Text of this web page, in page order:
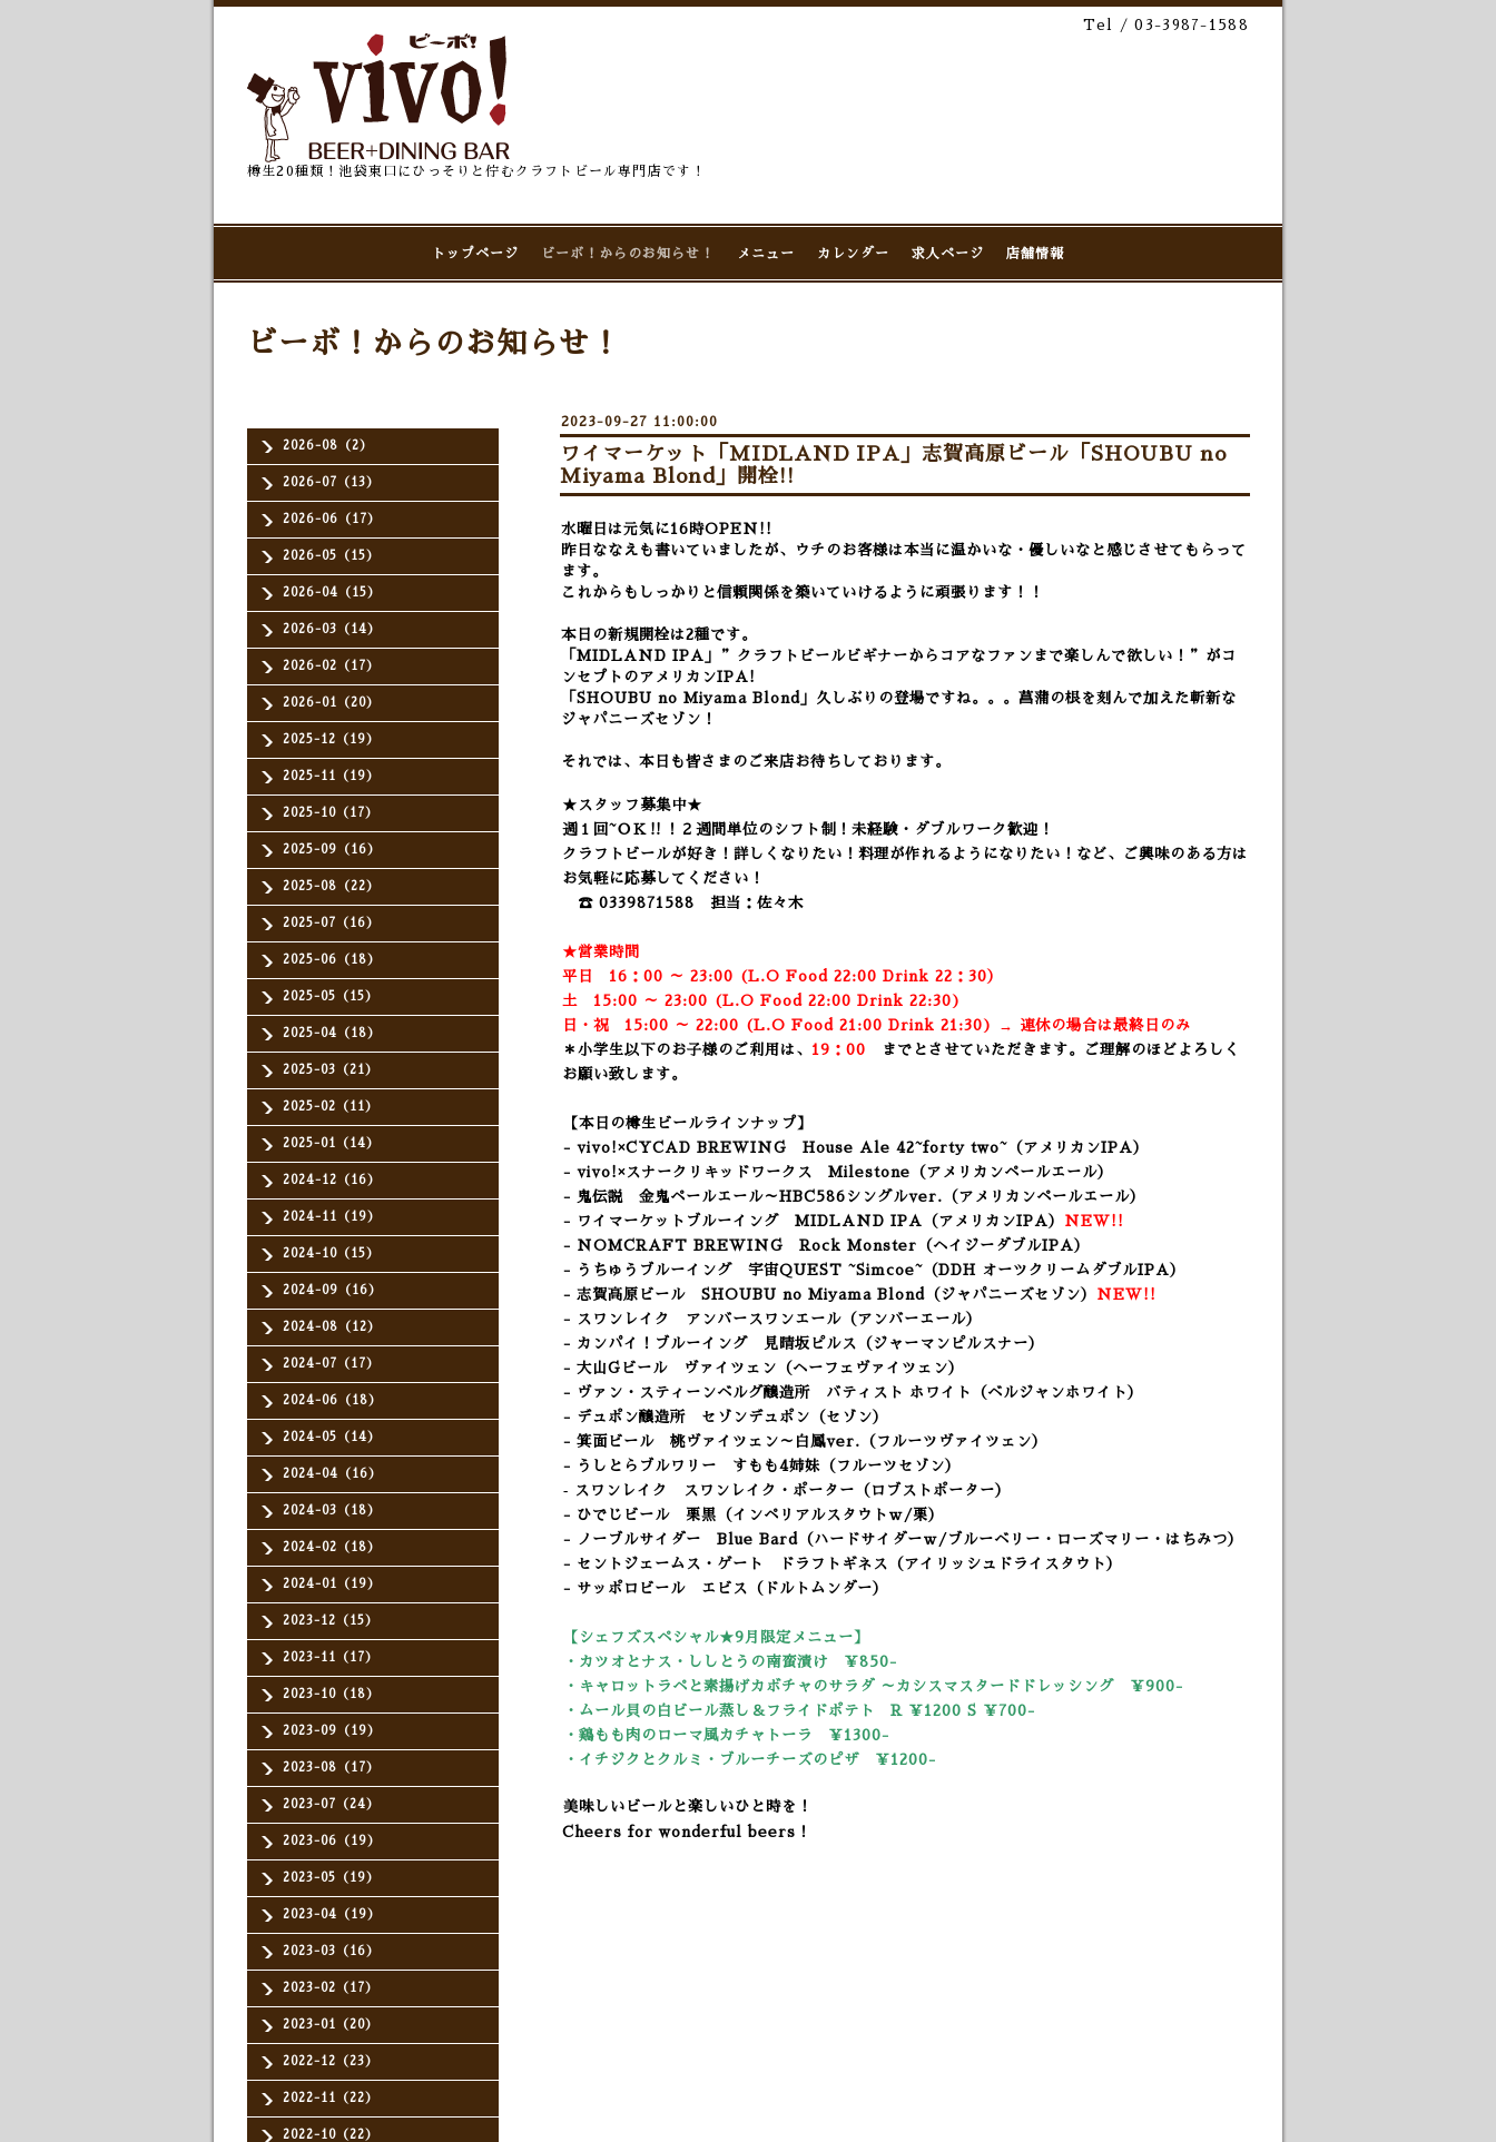
Tel / 03-3987-1588
樽生20種類！池袋東口にひっそりと佇むクラフトビール専門店です！
トップページ ビーボ！からのお知らせ！ メニュー カレンダー 求人ページ 店舗情報
2026-08（2）
2026-07（13）
2026-06（17）
2026-05（15）
2026-04（15）
2026-03（14）
2026-02（17）
2026-01（20）
2025-12（19）
2025-11（19）
2025-10（17）
2025-09（16）
2025-08（22）
2025-07（16）
2025-06（18）
2025-05（15）
2025-04（18）
2025-03（21）
2025-02（11）
2025-01（14）
2024-12（16）
2024-11（19）
2024-10（15）
2024-09（16）
2024-08（12）
2024-07（17）
2024-06（18）
2024-05（14）
2024-04（16）
2024-03（18）
2024-02（18）
2024-01（19）
2023-12（15）
2023-11（17）
2023-10（18）
2023-09（19）
2023-08（17）
2023-07（24）
2023-06（19）
2023-05（19）
2023-04（19）
2023-03（16）
2023-02（17）
2023-01（20）
2022-12（23）
2022-11（22）
2022-10（22）
ビーボ！からのお知らせ！
2023-09-27 11:00:00
ワイマーケット「MIDLAND IPA」志賀高原ビール「SHOUBU no
Miyama Blond」開栓!!
水曜日は元気に16時OPEN!!
昨日ななえも書いていましたが、ウチのお客様は本当に温かいな・優しいなと感じさせてもらって
ます。
これからもしっかりと信頼関係を築いていけるように頑張ります！！
本日の新規開栓は2種です。
「MIDLAND IPA」”クラフトビールビギナーからコアなファンまで楽しんで欲しい！”がコ
ンセプトのアメリカンIPA!
「SHOUBU no Miyama Blond」久しぶりの登場ですね。。。菖蒲の根を刻んで加えた斬新な
ジャパニーズセゾン！
それでは、本日も皆さまのご来店お待ちしております。
★スタッフ募集中★
週１回~ＯＫ‼！２週間単位のシフト制！未経験・ダブルワーク歓迎！
クラフトビールが好き！詳しくなりたい！料理が作れるようになりたい！など、ご興味のある方は
お気軽に応募してください！
☎ 0339871588 担当：佐々木
★営業時間
平日 16：00 ～ 23:00 (L.O Food 22:00 Drink 22：30）
土 15:00 ～ 23:00 (L.O Food 22:00 Drink 22:30)
日・祝 15:00 ～ 22:00 (L.O Food 21:00 Drink 21:30) → 連休の場合は最終日のみ
＊小学生以下のお子様のご利用は、 19：00
までとさせていただきます。ご理解のほどよろしく
お願い致します。
【本日の樽生ビールラインナップ】
- vivo!×CYCAD BREWING House Ale 42~forty two~（アメリカンIPA）
- vivo!×スナークリキッドワークス Milestone（アメリカンペールエール）
- 鬼伝説 金鬼ペールエール～HBC586シングルver.（アメリカンペールエール）
- ワイマーケットブルーイング MIDLAND IPA（アメリカンIPA） NEW!!
- NOMCRAFT BREWING Rock Monster（ヘイジーダブルIPA）
- うちゅうブルーイング 宇宙QUEST ~Simcoe~（DDH オーツクリームダブルIPA）
- 志賀高原ビール SHOUBU no Miyama Blond（ジャパニーズセゾン） NEW!!
- スワンレイク アンバースワンエール（アンバーエール）
- カンパイ！ブルーイング 見晴坂ピルス（ジャーマンピルスナー）
- 大山Gビール ヴァイツェン（ヘーフェヴァイツェン）
- ヴァン・スティーンベルグ醸造所 バティスト ホワイト
（ベルジャンホワイト）
- デュポン醸造所 セゾンデュポン（セゾン）
- 箕面ビール 桃ヴァイツェン～白鳳ver.（フルーツヴァイツェン）
- うしとらブルワリー すもも4姉妹（フルーツセゾン）
‐ スワンレイク スワンレイク・ポーター（ロブストポーター）
- ひでじビール 栗黒（インペリアルスタウトｗ/栗）
- ノーブルサイダー Blue Bard（ハードサイダーｗ/ブルーベリー・ローズマリー・はちみつ）
- セントジェームス・ゲート ドラフトギネス（アイリッシュドライスタウト）
- サッポロビール エビス（ドルトムンダー）
【シェフズスペシャル★9 月限定メニュー】
・カツオとナス・ししとうの南蛮漬け ￥850-
・キャロットラペと素揚げカボチャのサラダ ～カシスマスタードドレッシング ￥900-
・ムール貝の白ビール蒸し＆フライドポテト R ￥1200 S ￥700-
・鶏もも肉のローマ風カチャトーラ ￥1300-
・イチジクとクルミ・ブルーチーズのピザ ￥1200-
美味しいビールと楽しいひと時を！
Cheers for wonderful beers！